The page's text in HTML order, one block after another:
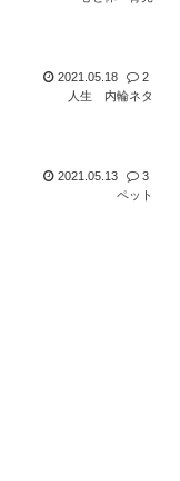
2021.05.18
2
人生
内輪ネタ
2021.05.13
3
ペット